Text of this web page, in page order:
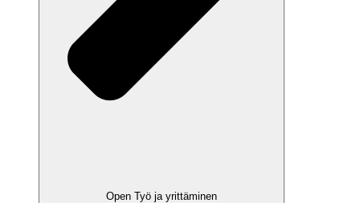
Open Työ ja yrittäminen